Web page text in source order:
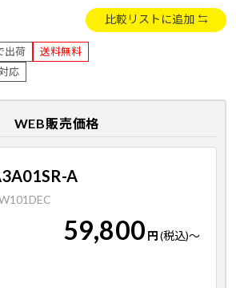
比較リストに追加
出荷
送料無料
応
WEB販売価格
A
59,800 円(税込)～